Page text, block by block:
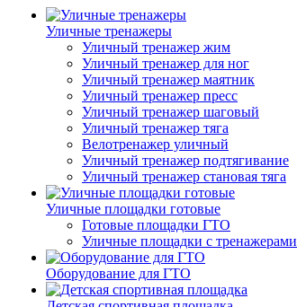
Уличные тренажеры
Уличный тренажер жим
Уличный тренажер для ног
Уличный тренажер маятник
Уличный тренажер пресс
Уличный тренажер шаговый
Уличный тренажер тяга
Велотренажер уличный
Уличный тренажер подтягивание
Уличный тренажер становая тяга
Уличные площадки готовые
Готовые площадки ГТО
Уличные площадки с тренажерами
Оборудование для ГТО